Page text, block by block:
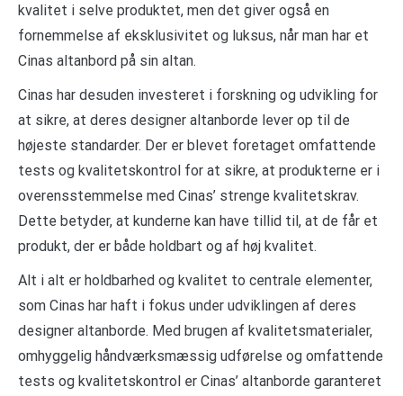
kvalitet i selve produktet, men det giver også en
fornemmelse af eksklusivitet og luksus, når man har et
Cinas altanbord på sin altan.
Cinas har desuden investeret i forskning og udvikling for
at sikre, at deres designer altanborde lever op til de
højeste standarder. Der er blevet foretaget omfattende
tests og kvalitetskontrol for at sikre, at produkterne er i
overensstemmelse med Cinas’ strenge kvalitetskrav.
Dette betyder, at kunderne kan have tillid til, at de får et
produkt, der er både holdbart og af høj kvalitet.
Alt i alt er holdbarhed og kvalitet to centrale elementer,
som Cinas har haft i fokus under udviklingen af deres
designer altanborde. Med brugen af kvalitetsmaterialer,
omhyggelig håndværksmæssig udførelse og omfattende
tests og kvalitetskontrol er Cinas’ altanborde garanteret